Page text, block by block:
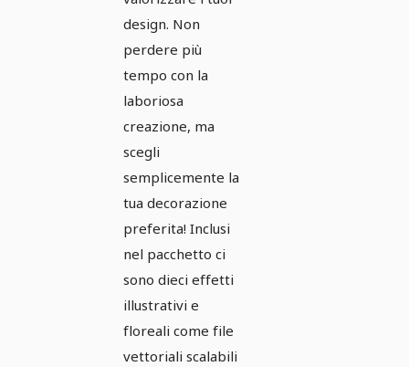
design. Non
perdere più
tempo con la
laboriosa
creazione, ma
scegli
semplicemente la
tua decorazione
preferita! Inclusi
nel pacchetto ci
sono dieci effetti
illustrativi e
floreali come file
vettoriali scalabili